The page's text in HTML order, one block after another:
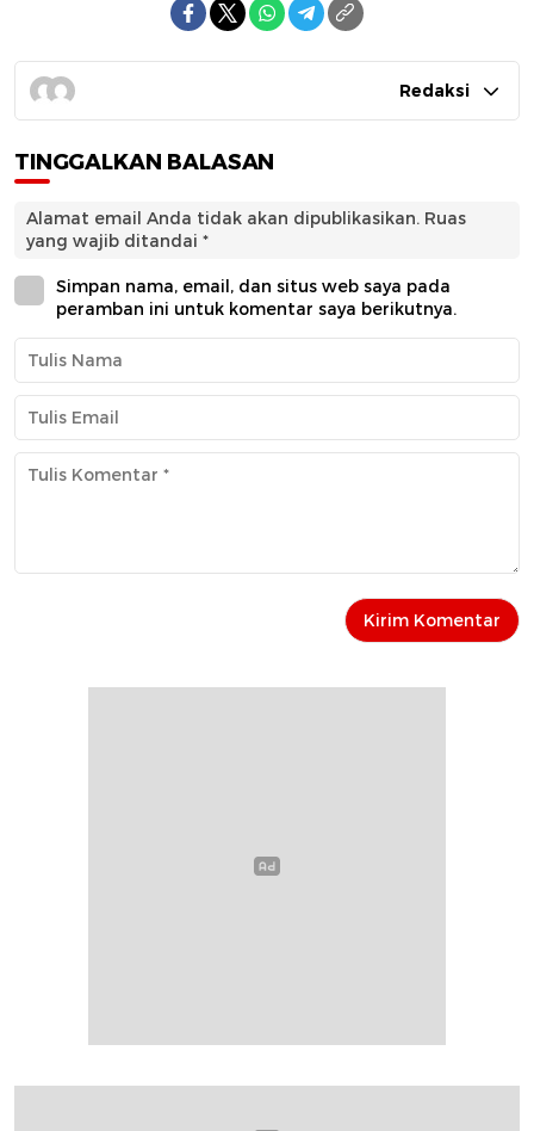
Redaksi
TINGGALKAN BALASAN
Alamat email Anda tidak akan dipublikasikan. Ruas
yang wajib ditandai *
Simpan nama, email, dan situs web saya pada
peramban ini untuk komentar saya berikutnya.